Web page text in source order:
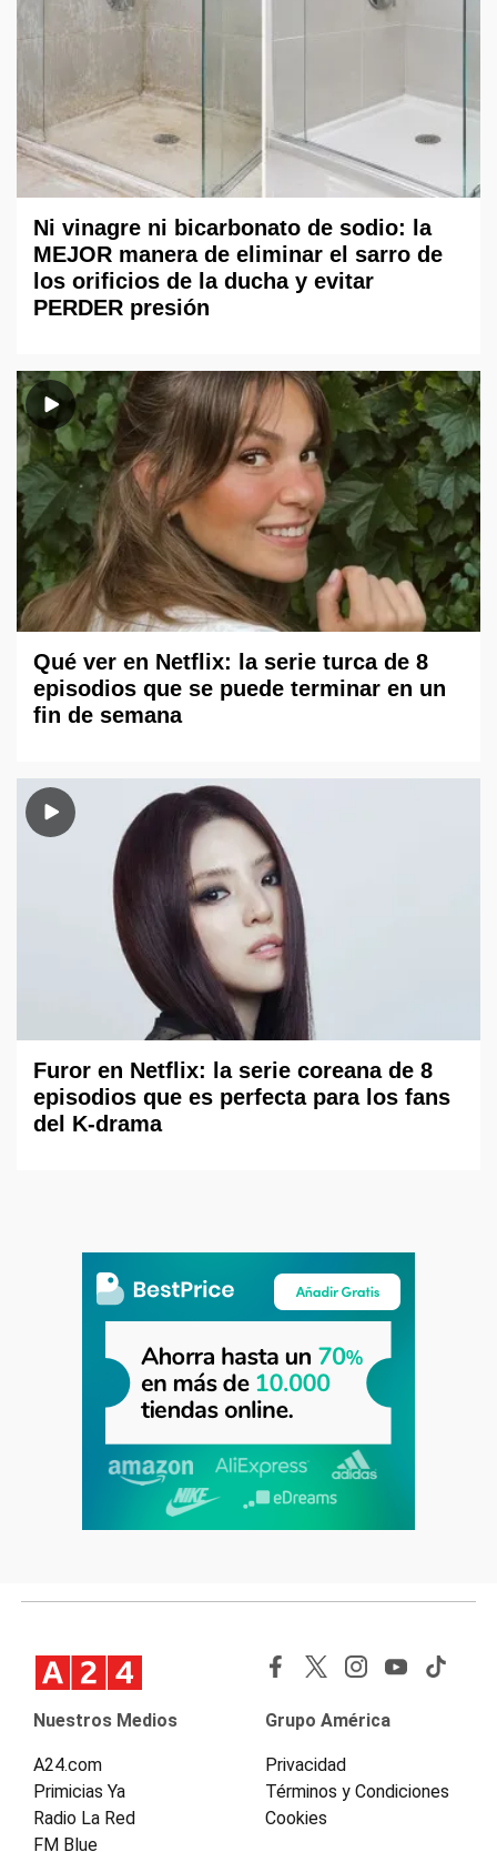
Ni vinagre ni bicarbonato de sodio: la
MEJOR manera de eliminar el sarro de
los orificios de la ducha y evitar
PERDER presión
Qué ver en Netflix: la serie turca de 8
episodios que se puede terminar en un
fin de semana
Furor en Netflix: la serie coreana de 8
episodios que es perfecta para los fans
del K-drama
Nuestros Medios
A24.com
Primicias Ya
Radio La Red
FM Blue
Grupo América
Privacidad
Términos y Condiciones
Cookies